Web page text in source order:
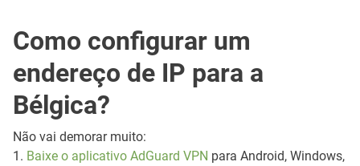
Como configurar um
endereço de IP para a
Bélgica?
Não vai demorar muito:
1. Baixe o aplicativo AdGuard VPN para Android, Windows,